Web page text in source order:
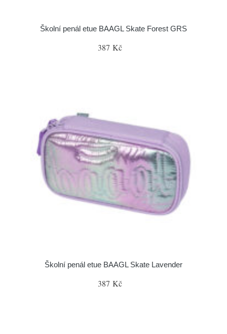
Školní penál etue BAAGL Skate Forest GRS
387 Kč
Školní penál etue BAAGL Skate Lavender
387 Kč